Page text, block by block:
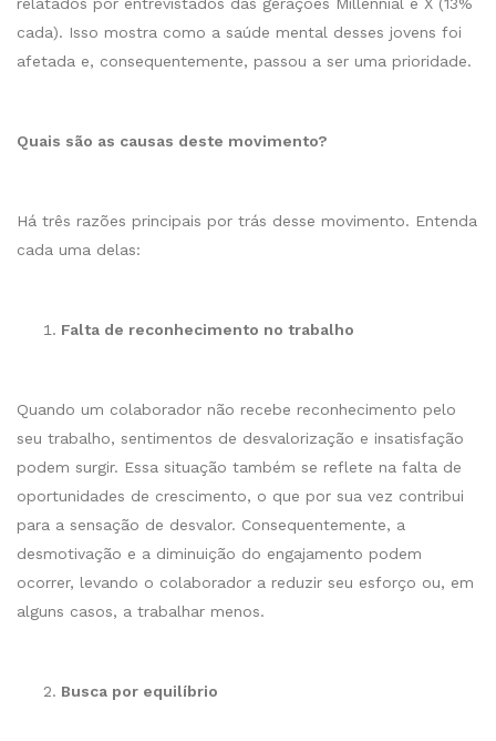
cada). Isso mostra como a saúde mental desses jovens foi
afetada e, consequentemente, passou a ser uma prioridade.
Quais são as causas deste movimento?
Há três razões principais por trás desse movimento. Entenda
cada uma delas:
Falta de reconhecimento no trabalho
Quando um colaborador não recebe reconhecimento pelo
seu trabalho, sentimentos de desvalorização e insatisfação
podem surgir. Essa situação também se reflete na falta de
oportunidades de crescimento, o que por sua vez contribui
para a sensação de desvalor. Consequentemente, a
desmotivação e a diminuição do engajamento podem
ocorrer, levando o colaborador a reduzir seu esforço ou, em
alguns casos, a trabalhar menos.
Busca por equilíbrio